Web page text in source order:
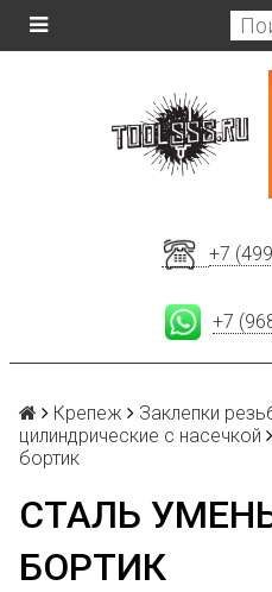
+7
+7
Крепеж Заклепки
цилиндрические с насечкой
бортик
СТАЛЬ
БОРТИК